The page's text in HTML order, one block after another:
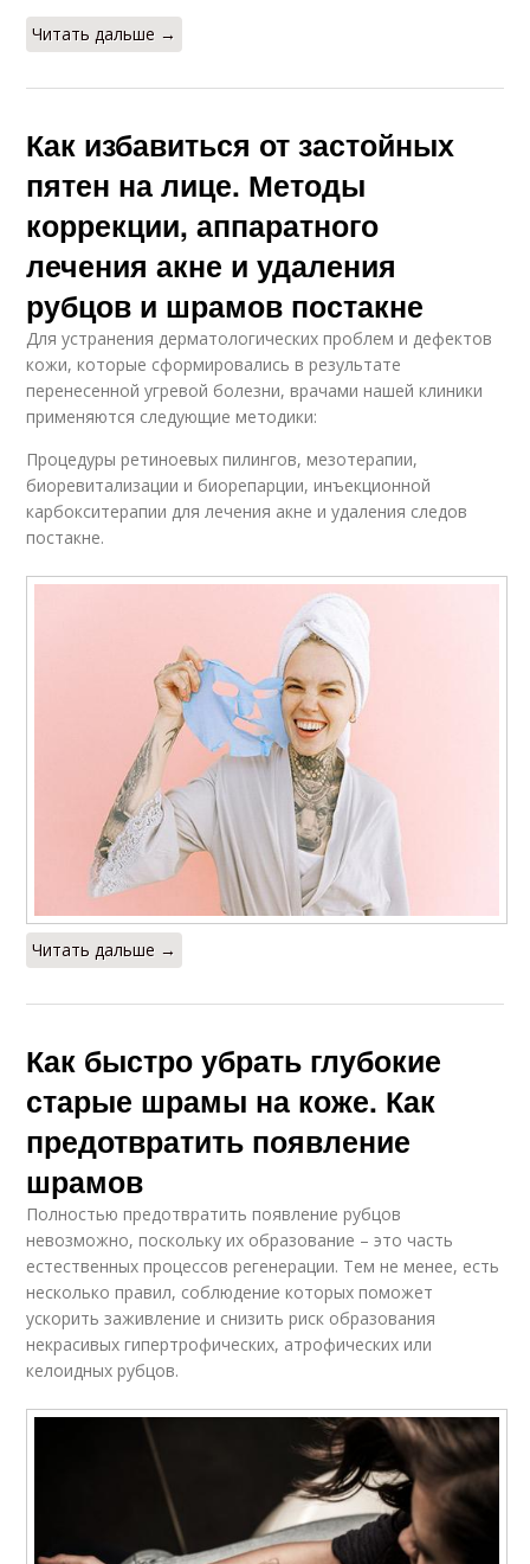
Читать дальше →
Как избавиться от застойных
пятен на лице. Методы
коррекции, аппаратного
лечения акне и удаления
рубцов и шрамов постакне
Для устранения дерматологических проблем и дефектов
кожи, которые сформировались в результате
перенесенной угревой болезни, врачами нашей клиники
применяются следующие методики:
Процедуры ретиноевых пилингов, мезотерапии,
биоревитализации и биорепарции, инъекционной
карбокситерапии для лечения акне и удаления следов
постакне.
Читать дальше →
Как быстро убрать глубокие
старые шрамы на коже. Как
предотвратить появление
шрамов
Полностью предотвратить появление рубцов
невозможно, поскольку их образование – это часть
естественных процессов регенерации. Тем не менее, есть
несколько правил, соблюдение которых поможет
ускорить заживление и снизить риск образования
некрасивых гипертрофических, атрофических или
келоидных рубцов.